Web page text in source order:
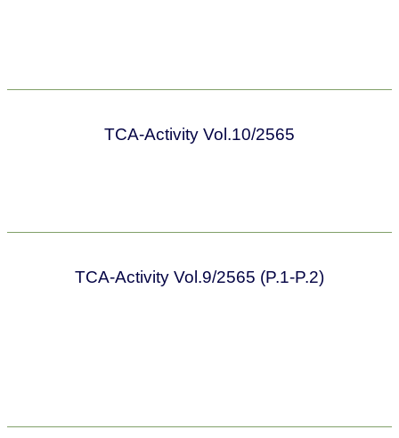
TCA-Activity Vol.10/2565
TCA-Activity Vol.9/2565 (P.1-P.2)